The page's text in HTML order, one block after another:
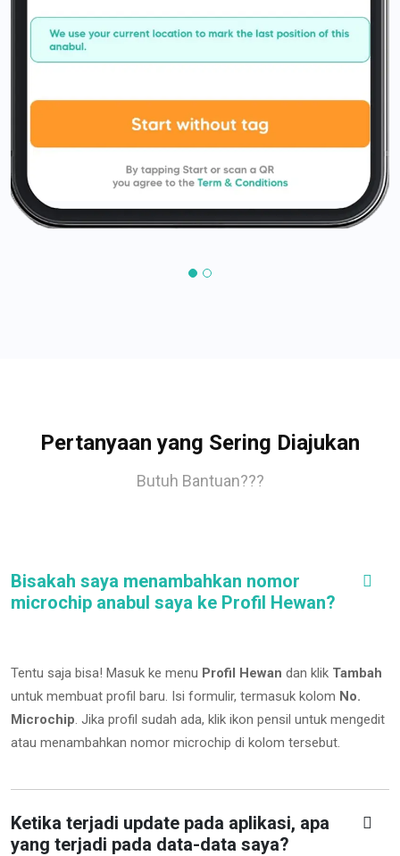
Pertanyaan yang Sering Diajukan
Butuh Bantuan???
Bisakah saya menambahkan nomor
microchip anabul saya ke Profil Hewan?
Tentu saja bisa! Masuk ke menu Profil Hewan dan klik Tambah
untuk membuat profil baru. Isi formulir, termasuk kolom No.
Microchip. Jika profil sudah ada, klik ikon pensil untuk mengedit
atau menambahkan nomor microchip di kolom tersebut.
Ketika terjadi update pada aplikasi, apa
yang terjadi pada data-data saya?